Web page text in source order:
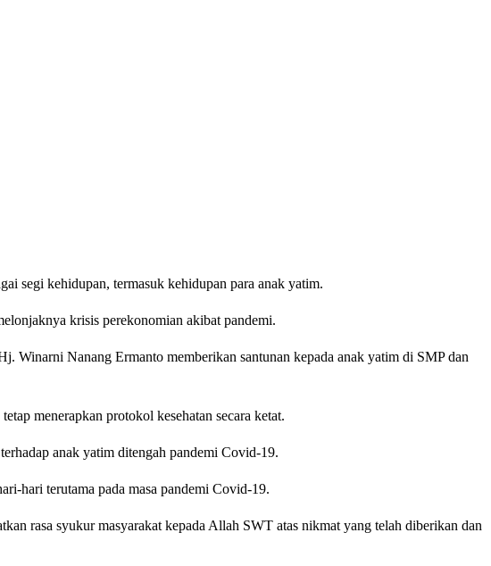
segi kehidupan, termasuk kehidupan para anak yatim.
krisis perekonomian akibat pandemi.
Winarni Nanang Ermanto memberikan santunan kepada anak yatim di SMP dan
menerapkan protokol kesehatan secara ketat.
anak yatim ditengah pandemi Covid-19.
hari terutama pada masa pandemi Covid-19.
rasa syukur masyarakat kepada Allah SWT atas nikmat yang telah diberikan dan